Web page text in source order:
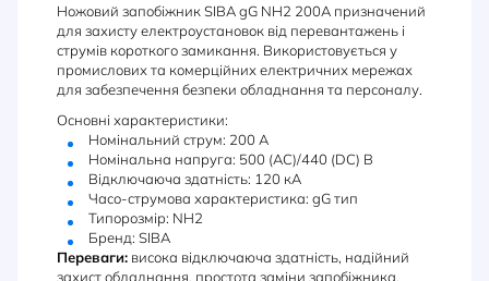
Ножовий запобіжник SIBA gG NH2 200A призначений
для захисту електроустановок від перевантажень і
струмів короткого замикання. Використовується у
промислових та комерційних електричних мережах
для забезпечення безпеки обладнання та персоналу.
Основні характеристики:
Номінальний струм: 200 А
Номінальна напруга: 500 (AC)/440 (DC) В
Відключаюча здатність: 120 кА
Часо-струмова характеристика: gG тип
Типорозмір: NH2
Бренд: SIBA
Переваги: висока відключаюча здатність, надійний
захист обладнання, простота заміни запобіжника,